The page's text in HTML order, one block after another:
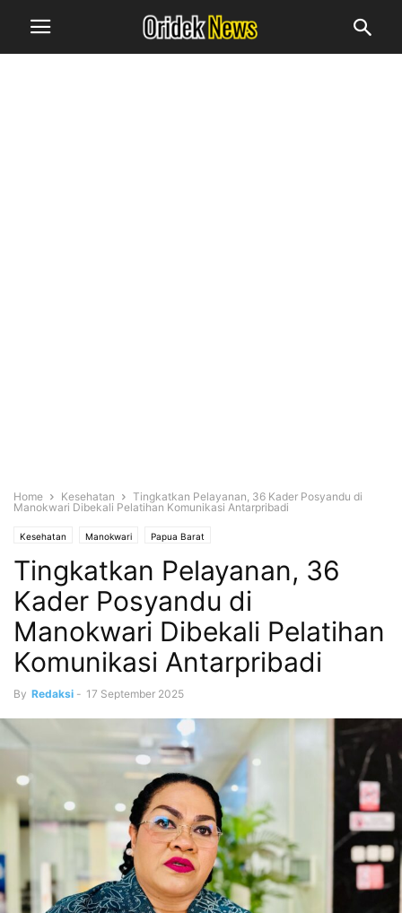
Home Kesehatan
Tingkatkan Pelayanan, 36 Kader Posyandu di
Manokwari Dibekali Pelatihan Komunikasi Antarpribadi
Kesehatan Manokwari Papua Barat
Tingkatkan Pelayanan, 36
Kader Posyandu di
Manokwari Dibekali Pelatihan
Komunikasi Antarpribadi
By Redaksi - 17 September 2025